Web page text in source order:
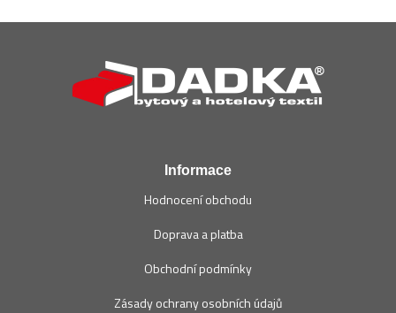
Informace
Hodnocení obchodu
Doprava a platba
Obchodní podmínky
Zásady ochrany osobních údajů